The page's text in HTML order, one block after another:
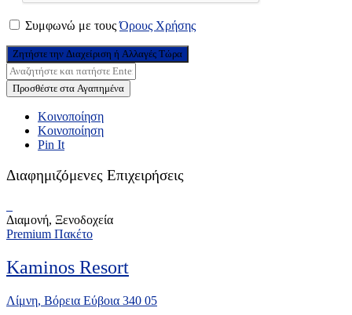
Συμφωνώ με τουςΌρους Χρήσης
Ζητήστε την Διαχείριση ή Αλλαγές Τώρα
Προσθέστε στα Αγαπημένα
Κοινοποίηση
Κοινοποίηση
Pin It
Διαφημιζόμενες Επιχειρήσεις
Διαμονή, Ξενοδοχεία
Premium Πακέτο
Kaminos Resort
Λίμνη, Βόρεια Εύβοια 340 05